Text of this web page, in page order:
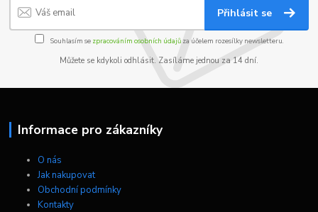
Přihlásit se
Souhlasím se zpracováním osobních údajůza účelem rozesílky newsletteru.
Můžete se kdykoli odhlásit. Zasíláme jednou za 14 dní.
Informace pro zákazníky
O nás
Jak nakupovat
Obchodní podmínky
Kontakty